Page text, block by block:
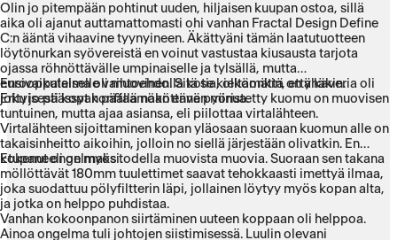
Olin jo pitempään pohtinut uuden, hiljaisen kuupan ostoa, sillä
aika oli ajanut auttamattomasti ohi vanhan Fractal Design Define
C:n ääntä vihaavine tyynyineen. Äkättyäni tämän laatutuotteen
löytönurkan syövereistä en voinut vastustaa kiusausta tarjota
ojassa röhnöttävälle umpinaiselle ja tylsällä, mutta
eurooppalaiselle vaihtoehdolla kotia, olkoonkin, että kaveria oli
joku jo päässyt konffaamaan ennen minua.
Ensivaikutelma oli muovinen. Sitä se kieltämättä on yhäkin.
Erityisesti kopan päällä nököttävä pyöristetty kuomu on muovisen
tuntuinen, mutta ajaa asiansa, eli piilottaa virtalähteen.
Virtalähteen sijoittaminen kopan yläosaan suoraan kuomun alle on
takaisinheitto aikoihin, jolloin no siellä järjestään olivatkin. En
kokenut ongelmaksi.
Etupaneeli on myös todella muovista muovia. Suoraan sen takana
möllöttävät 180mm tuulettimet saavat tehokkaasti imettyä ilmaa,
joka suodattuu pölyfiltterin läpi, jollainen löytyy myös kopan alta,
ja jotka on helppo puhdistaa.
Vanhan kokoonpanon siirtäminen uuteen koppaan oli helppoa.
Ainoa ongelma tuli johtojen siistimisessä. Luulin olevani